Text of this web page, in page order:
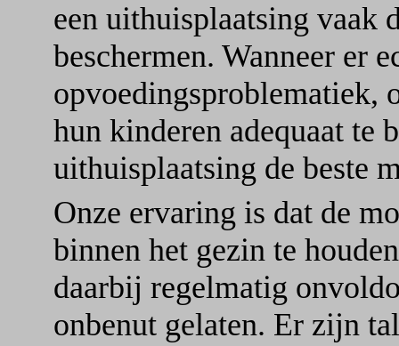
een uithuisplaatsing vaak
beschermen. Wanneer er
opvoedingsproblematiek,
hun kinderen adequaat te
uithuisplaatsing de beste
Onze ervaring is dat de
binnen het gezin te
daarbij regelmatig
onbenut gelaten. Er zijn